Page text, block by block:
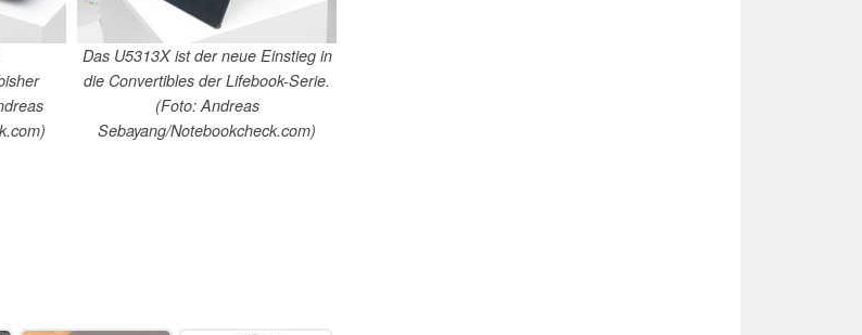
Das U5313X ist der neue Einstieg in
die Convertibles der Lifebook-Serie.
(Foto: Andreas
Sebayang/Notebookcheck.com)